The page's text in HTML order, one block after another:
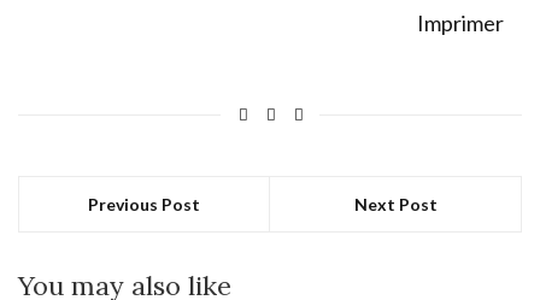
Imprimer
Previous Post Next Post
You may also like